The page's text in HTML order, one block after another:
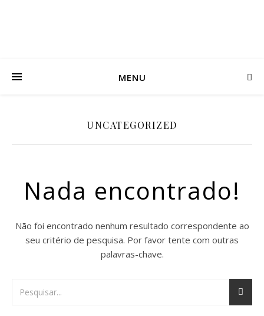
MENU
UNCATEGORIZED
Nada encontrado!
Não foi encontrado nenhum resultado correspondente ao
seu critério de pesquisa. Por favor tente com outras
palavras-chave.